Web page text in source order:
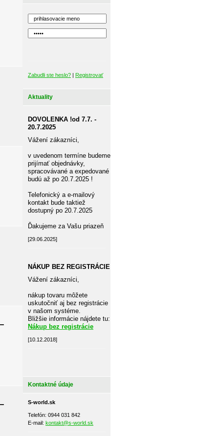
Zabudli ste heslo? | Registrovať
Aktuality
DOVOLENKA !od 7.7. -
20.7.2025
Vážení zákazníci,
v uvedenom termíne budeme
prijímať objednávky,
spracovávané a expedované
budú až po 20.7.2025 !
Telefonický a e-mailový
kontakt bude taktiež
dostupný po 20.7.2025
Ďakujeme za Vašu priazeň
[29.06.2025]
NÁKUP BEZ REGISTRÁCIE
Vážení zákazníci,
nákup tovaru môžete
uskutočniť aj bez registrácie
v našom systéme.
Bližšie informácie nájdete tu:
Nákup bez registrácie
[10.12.2018]
Kontaktné údaje
S-world.sk
Telefón: 0944 031 842
E-mail: kontakt@s-world.sk